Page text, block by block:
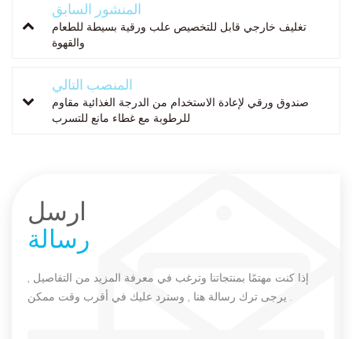
المنشور السابق
تغليف خارجي قابل للتخصيص علب ورقية بسيطة للطعام
والقهوة
المنصب التالي
صندوق ورقي لإعادة الاستخدام من الدرجة الغذائية مقاوم
للرطوبة مع غطاء مانع للتسرب
ارسل
رسالة
إذا كنت مهتمًا بمنتجاتنا وترغب في معرفة المزيد من التفاصيل ,
يرجى ترك رسالة هنا , وسنرد عليك في أقرب وقت ممكن .